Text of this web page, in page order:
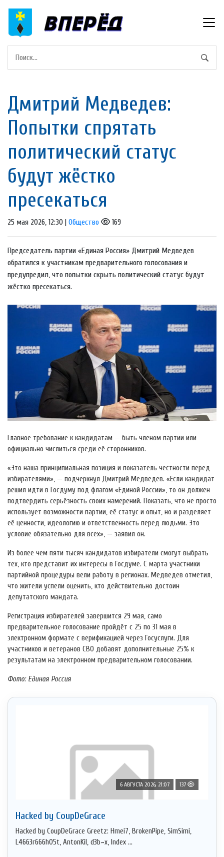
Дмитрий Медведев:
Попытки спрятать
политический статус
будут жёстко
пресекаться
25 мая 2026, 12:30 | Общество 169
Председатель партии «Единая Россия» Дмитрий Медведев
обратился к участникам предварительного голосования и
предупредил, что попытки скрыть политический статус будут
жёстко пресекаться.
Главное требование к кандидатам — быть членом партии или
официально числиться среди её сторонников.
«Это наша принципиальная позиция и показатель честности перед
избирателями», — подчеркнул Дмитрий Медведев. «Если кандидат
решил идти в Госдуму под флагом «Единой России», то он должен
подтвердить серьёзность своих намерений. Показать, что не просто
использует возможности партии, её статус и опыт, но и разделяет
её ценности, идеологию и ответственность перед людьми. Это
условие обязательно для всех», — заявил он.
Из более чем пяти тысяч кандидатов избиратели смогут выбрать
тех, кто представит их интересы в Госдуме. С марта участники
партийной процедуры вели работу в регионах. Медведев отметил,
что жители успели оценить, кто действительно достоин
депутатского мандата.
Регистрация избирателей завершится 29 мая, само
предварительное голосование пройдёт с 25 по 31 мая в
электронном формате с верификацией через Госуслуги. Для
участников и ветеранов СВО добавят дополнительные 25% к
результатам на электронном предварительном голосовании.
Фото: Единая Россия
6 АВГУСТА 2026, 21:07 137
Hacked by CoupDeGrace
Hacked by CoupDeGrace Greetz: Hmei7, BrokenPipe, SimSimi,
L4663r666h05t, AntonKil, d3b~x, Index ...